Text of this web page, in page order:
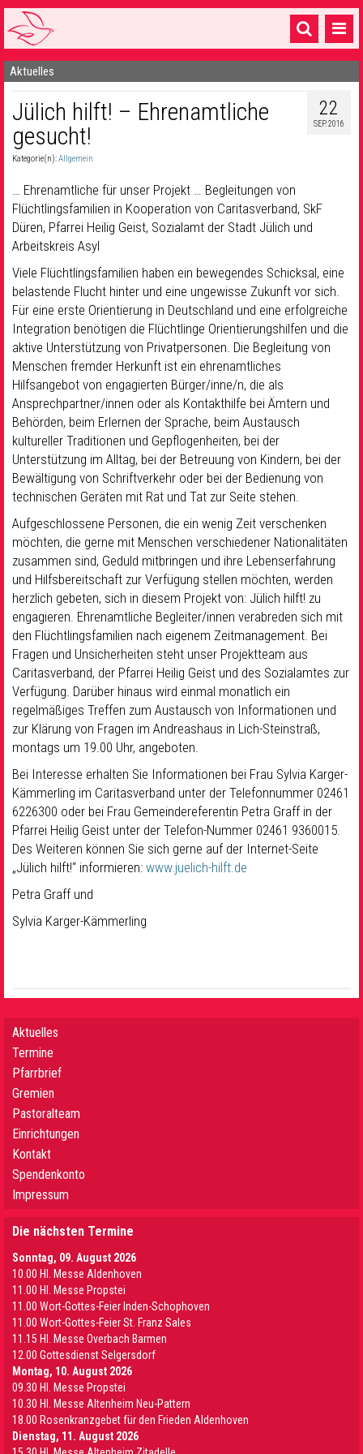
Startseite
1 Pfarrei
16 Gemeinden & mehr
Sakramente & Feste
Gemeinschaft & Soziales
Musik& Kultur
Seelsorge & Kontakt
Aktuelles
22
SEP. 2016
Jülich hilft! – Ehrenamtliche
gesucht!
Kategorie(n):Allgemein
… Ehrenamtliche für unser Projekt … Begleitungen von
Flüchtlingsfamilien in Kooperation von Caritasverband, SkF
Düren, Pfarrei Heilig Geist, Sozialamt der Stadt Jülich und
Arbeitskreis Asyl
Viele Flüchtlingsfamilien haben ein bewegendes Schicksal, eine
belastende Flucht hinter und eine ungewisse Zukunft vor sich.
Für eine erste Orientierung in Deutschland und eine erfolgreiche
Integration benötigen die Flüchtlinge Orientierungshilfen und die
aktive Unterstützung von Privatpersonen. Die Begleitung von
Menschen fremder Herkunft ist ein ehrenamtliches
Hilfsangebot von engagierten Bürger/inne/n, die als
Ansprechpartner/innen oder als Kontakthilfe bei Ämtern und
Behörden, beim Erlernen der Sprache, beim Austausch
kultureller Traditionen und Gepflogenheiten, bei der
Unterstützung im Alltag, bei der Betreuung von Kindern, bei der
Bewältigung von Schriftverkehr oder bei der Bedienung von
technischen Geräten mit Rat und Tat zur Seite stehen.
Aufgeschlossene Personen, die ein wenig Zeit verschenken
möchten, die gerne mit Menschen verschiedener Nationalitäten
zusammen sind, Geduld mitbringen und ihre Lebenserfahrung
und Hilfsbereitschaft zur Verfügung stellen möchten, werden
herzlich gebeten, sich in diesem Projekt von: Jülich hilft! zu
engagieren. Ehrenamtliche Begleiter/innen verabreden sich mit
den Flüchtlingsfamilien nach eigenem Zeitmanagement. Bei
Fragen und Unsicherheiten steht unser Projektteam aus
Caritasverband, der Pfarrei Heilig Geist und des Sozialamtes zur
Verfügung. Darüber hinaus wird einmal monatlich ein
regelmäßiges Treffen zum Austausch von Informationen und
zur Klärung von Fragen im Andreashaus in Lich-Steinstraß,
montags um 19.00 Uhr, angeboten.
Bei Interesse erhalten Sie Informationen bei Frau Sylvia Karger-
Kämmerling im Caritasverband unter der Telefonnummer 02461
6226300 oder bei Frau Gemeindereferentin Petra Graff in der
Pfarrei Heilig Geist unter der Telefon-Nummer 02461 9360015.
Des Weiteren können Sie sich gerne auf der Internet-Seite
„Jülich hilft!“ informieren: www.juelich-hilft.de
Petra Graff und
Sylvia Karger-Kämmerling
Aktuelles
Termine
Pfarrbrief
Gremien
Pastoralteam
Einrichtungen
Kontakt
Spendenkonto
Impressum
Die nächsten Termine
Sonntag, 09. August 2026
10.00 Hl. Messe Aldenhoven
11.00 Hl. Messe Propstei
11.00 Wort-Gottes-Feier Inden-Schophoven
11.00 Wort-Gottes-Feier St. Franz Sales
11.15 Hl. Messe Overbach Barmen
12.00 Gottesdienst Selgersdorf
Montag, 10. August 2026
09.30 Hl. Messe Propstei
10.30 Hl. Messe Altenheim Neu-Pattern
18.00 Rosenkranzgebet für den Frieden Aldenhoven
Dienstag, 11. August 2026